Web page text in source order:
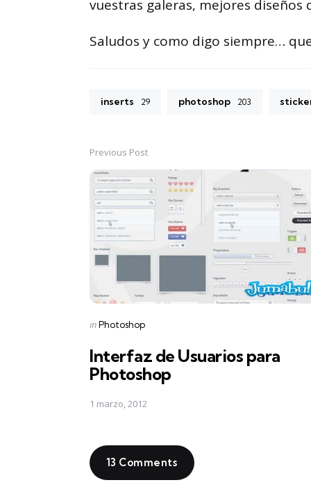
vuestras galeras, mejores diseños
Saludos y como digo siempre…
inserts 29 photoshop 203
Post
navigation
Previous Post
Posted
inPhotoshop
Interfaz de Usuarios para
Photoshop
1 marzo, 2012
13 Comments